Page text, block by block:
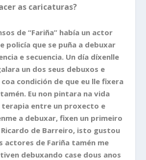
as caricaturas?
de “Fariña” había un actor
policía que se puña a debuxar
e secuencia. Un día díxenlle
un dos seus debuxos e
condición de que eu lle fixera
Eu non pintara na vida
terapia entre un proxecto e
a debuxar, fixen un primeiro
de Barreiro, isto gustou
actores de Fariña tamén me
debuxando case dous anos